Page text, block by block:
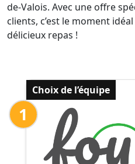
de-Valois. Avec une offre
clients, c’est le moment
délicieux repas !
Choix de l’équipe
1